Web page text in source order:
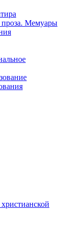
проза. Мемуары